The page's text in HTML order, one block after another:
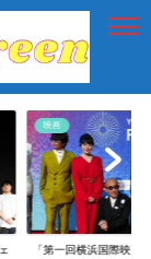
映画
「第一回横浜国際映画